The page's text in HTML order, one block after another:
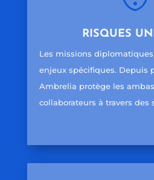
RISQUES
Les missions
enjeux spécifiques. Depuis
Ambrelia protège les
collaborateurs à travers des